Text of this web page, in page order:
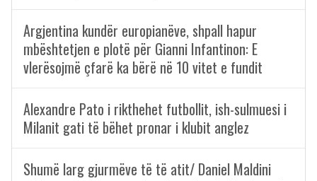
Argjentina kundër europianëve, shpall hapur
mbështetjen e plotë për Gianni Infantinon: E
vlerësojmë çfarë ka bërë në 10 vitet e fundit
Alexandre Pato i rikthehet futbollit, ish-sulmuesi i
Milanit gati të bëhet pronar i klubit anglez
Shumë larg gjurmëve të të atit/ Daniel Maldini